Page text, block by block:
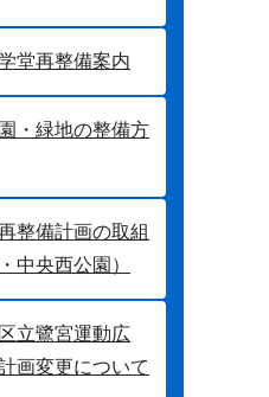
堂再整備案内
・緑地の整備方
整備計画の取組
中央西公園）
立鷺宮運動広
画変更について